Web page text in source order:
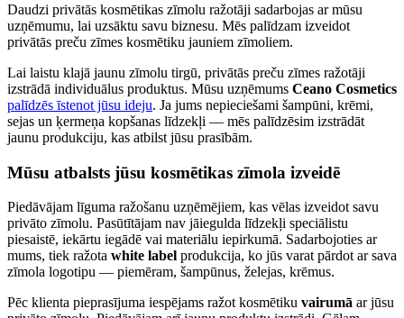
Daudzi privātās kosmētikas zīmolu ražotāji sadarbojas ar mūsu
uzņēmumu, lai uzsāktu savu biznesu. Mēs palīdzam izveidot
privātās preču zīmes kosmētiku jauniem zīmoliem.
Lai laistu klajā jaunu zīmolu tirgū, privātās preču zīmes ražotāji
izstrādā individuālus produktus. Mūsu uzņēmums Ceano Cosmetics
palīdzēs īstenot jūsu ideju. Ja jums nepieciešami šampūni, krēmi,
sejas un ķermeņa kopšanas līdzekļi — mēs palīdzēsim izstrādāt
jaunu produkciju, kas atbilst jūsu prasībām.
Mūsu atbalsts jūsu kosmētikas zīmola izveidē
Piedāvājam līguma ražošanu uzņēmējiem, kas vēlas izveidot savu
privāto zīmolu. Pasūtītājam nav jāiegulda līdzekļi speciālistu
piesaistē, iekārtu iegādē vai materiālu iepirkumā. Sadarbojoties ar
mums, tiek ražota white label produkcija, ko jūs varat pārdot ar sava
zīmola logotipu — piemēram, šampūnus, želejas, krēmus.
Pēc klienta pieprasījuma iespējams ražot kosmētiku vairumā ar jūsu